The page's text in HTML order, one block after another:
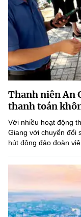
Thanh niên An
thanh toán
Với nhiều hoạt động
Giang với chuyển đổi
hút đông đảo đoàn